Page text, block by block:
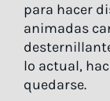
para hacer
animadas
lo actual,
quedarse.